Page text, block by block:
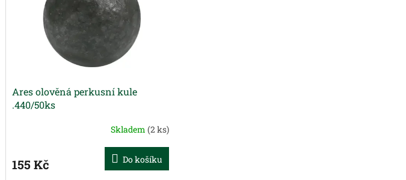
Ares olověná perkusní kule
.440/50ks
Skladem (2 ks)
155 Kč Do košíku